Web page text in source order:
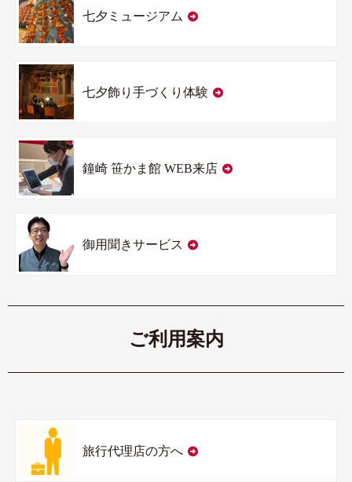
七夕ミュージアム
七夕飾り手づくり体験
鐘崎 笹かま館 WEB来店
御用聞きサービス
ご利用案内
旅行代理店の方へ